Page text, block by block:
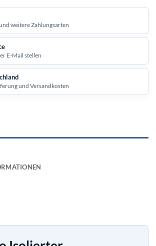
weitere Zahlungsarten
E-Mail stellen
und Versandkosten